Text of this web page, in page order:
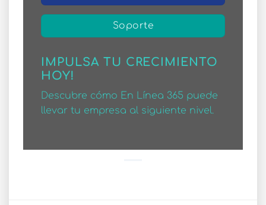
Soporte
IMPULSA TU CRECIMIENTO
HOY!
Descubre cómo En Línea 365 puede
llevar tu empresa al siguiente nivel.